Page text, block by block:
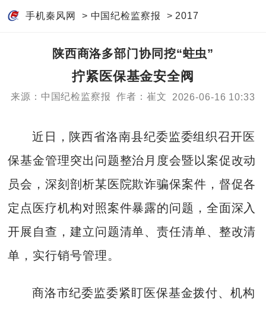
手机秦风网 > 中国纪检监察报 > 2017
陕西商洛多部门协同挖“蛀虫”
拧紧医保基金安全阀
来源：中国纪检监察报 作者：崔文 2026-06-16 10:33
近日，陕西省洛南县纪委监委组织召开医
保基金管理突出问题整治月度会暨以案促改动
员会，深刻剖析某医院欺诈骗保案件，督促各
定点医疗机构对照案件暴露的问题，全面深入
开展自查，建立问题清单、责任清单、整改清
单，实行销号管理。
商洛市纪委监委紧盯医保基金拨付、机构